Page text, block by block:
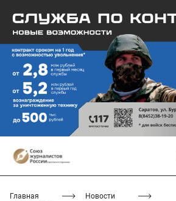
Главная
Новости